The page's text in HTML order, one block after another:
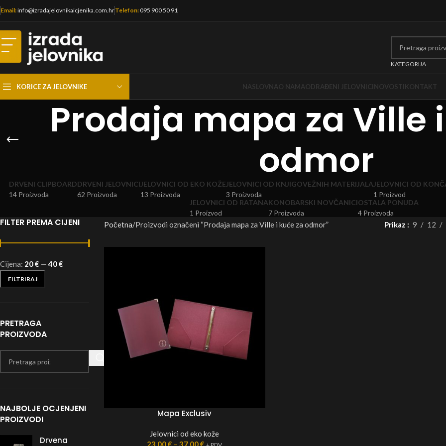
Email:info@izradajelovnikaicjenika.com.hrTelefon: 095 900 50 91
KATEGORIJA
KORICE ZA JELOVNIKE NASLOVNAO NAMAODRAĐENI JELOVNICINOVOSTIKONTAKT
Prodaja mapa za Ville
odmor
DRVENI CLIPBOARD
14 Proizvoda
DRVENI JELOVNICI
62 Proizvoda
JELOVNICI OD EKO KOŽE
13 Proizvoda
JELOVNICI OD KNJIGOVEŽNIH MATERIJALA
3 Proizvoda
JELOVNICI OD
1 Proizvod
JELOVNICI OD RATANA
1 Proizvod
KONOBARSKI NOVČANICI
7 Proizvoda
OSTALA PONUDA
4 Proizvoda
FILTER PREMA CIJENI
FILTRIRAJ
Cijena: 20 € —40 €
PRETRAGA
PROIZVODA
NAJBOLJE OCJENJENI
PROIZVODI
Drvena
Početna Proizvodi označeni “Prodaja mapa za Ville i kuće za odmor” Prikaz 9 12
Mapa Exclusiv
Jelovnici od eko kože